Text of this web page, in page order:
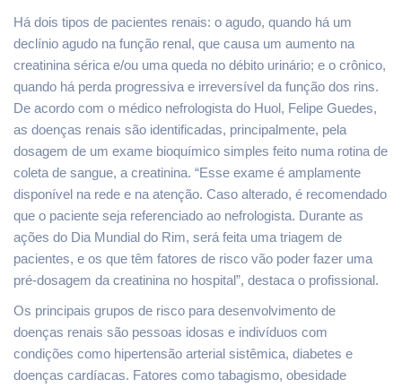
Há dois tipos de pacientes renais: o agudo, quando há um
declínio agudo na função renal, que causa um aumento na
creatinina sérica e/ou uma queda no débito urinário; e o crônico,
quando há perda progressiva e irreversível da função dos rins.
De acordo com o médico nefrologista do Huol, Felipe Guedes,
as doenças renais são identificadas, principalmente, pela
dosagem de um exame bioquímico simples feito numa rotina de
coleta de sangue, a creatinina. “Esse exame é amplamente
disponível na rede e na atenção. Caso alterado, é recomendado
que o paciente seja referenciado ao nefrologista. Durante as
ações do Dia Mundial do Rim, será feita uma triagem de
pacientes, e os que têm fatores de risco vão poder fazer uma
pré-dosagem da creatinina no hospital”, destaca o profissional.
Os principais grupos de risco para desenvolvimento de
doenças renais são pessoas idosas e indivíduos com
condições como hipertensão arterial sistêmica, diabetes e
doenças cardíacas. Fatores como tabagismo, obesidade